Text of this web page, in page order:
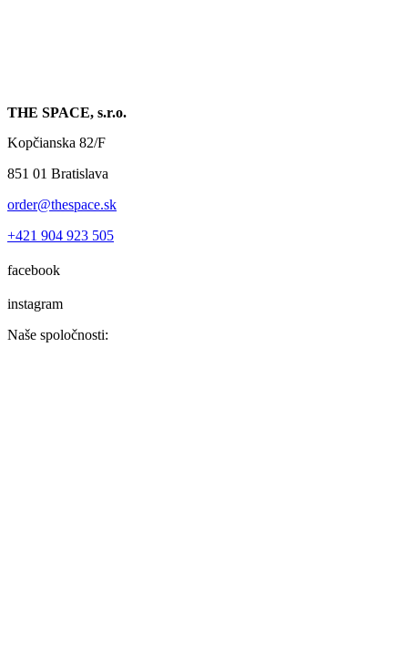
THE SPACE, s.r.o.
Kopčianska 82/F
851 01 Bratislava
order@thespace.sk
+421 904 923 505
facebook
instagram
Naše spoločnosti: